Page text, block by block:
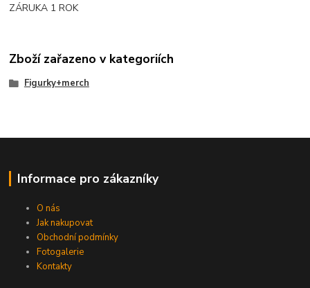
ZÁRUKA 1 ROK
Zboží zařazeno v kategoriích
Figurky+merch
Informace pro zákazníky
O nás
Jak nakupovat
Obchodní podmínky
Fotogalerie
Kontakty